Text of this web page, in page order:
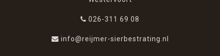
026-311 69 08
info@reijmer-sierbestrating.nl